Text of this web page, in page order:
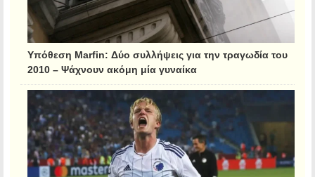
Υπόθεση Marfin: Δύο συλλήψεις για την τραγωδία του
2010 – Ψάχνουν ακόμη μία γυναίκα